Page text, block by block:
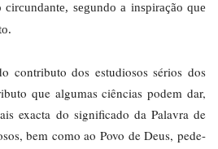
segundo a inspiração que
contributo dos estudiosos sérios dos
que algumas ciências podem dar,
exacta do significado da Palavra de
bem como ao Povo de Deus, pede-